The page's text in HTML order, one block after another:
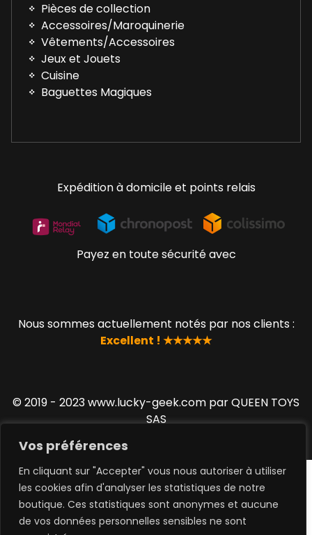
Vos préférences
En cliquant sur "Accepter" vous nous autoriser à utiliser
les cookies afin d'analyser les statistiques de notre
boutique. Ces statistiques sont anonymes et aucune
de vos données personnelles sensibles ne sont
Pièces de collection
Accessoires/Maroquinerie
Vêtements/Accessoires
Jeux et Jouets
Cuisine
Baguettes Magiques
Expédition à domicile et points relais
Payez en toute sécurité avec
Nous sommes actuellement notés par nos clients :
Excellent ! ★★★★★
© 2019 - 2023 www.lucky-geek.com par QUEEN TOYS
SAS
0